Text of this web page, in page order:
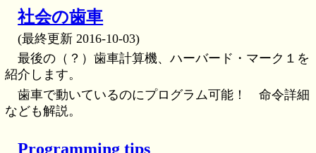
社会の歯車
(最終更新 2016-10-03)
最後の（？）歯車計算機、ハーバード・マーク１を
紹介します。
歯車で動いているのにプログラム可能！ 命令詳細
なども解説。
Programming tips